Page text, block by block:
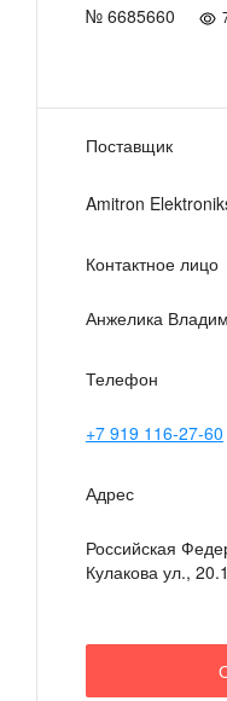
№ 6685660
Поставщик
Amitron
Контактное лицо
Анжелика
Телефон
+7 919 116-27-60
Адрес
Российская
Кулакова ул.,